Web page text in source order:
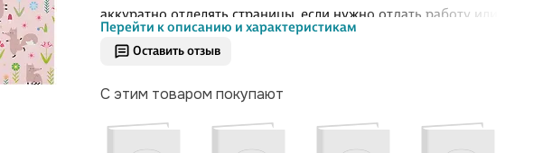
Оставить отзыв
аккуратно отделять страницы, если нужно отдать работу или
оформить в папку. Обложка с матовой ламинацией приятно
ощущается в руках, меньше пачкается и не бликует под лампой
— рисовать особенно комфортно.
Перейти к описанию и характеристикам
С этим товаром покупают